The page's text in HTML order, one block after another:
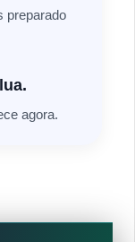
preparado
agora.